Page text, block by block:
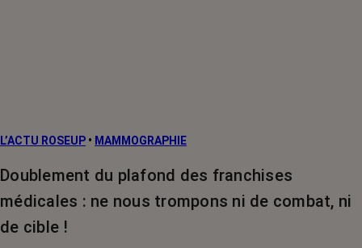
L’ACTU ROSEUP • MAMMOGRAPHIE
Doublement du plafond des franchises
médicales : ne nous trompons ni de combat, ni
de cible !